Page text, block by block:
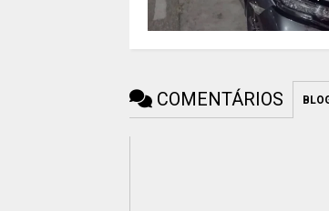
COMENTÁRIOS